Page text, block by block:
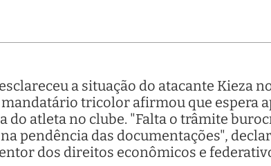
a situação do atacante Kieza
tricolor afirmou que espera
atleta no clube. "Falta o trâmite
pendência das documentações",
dos direitos econômicos e